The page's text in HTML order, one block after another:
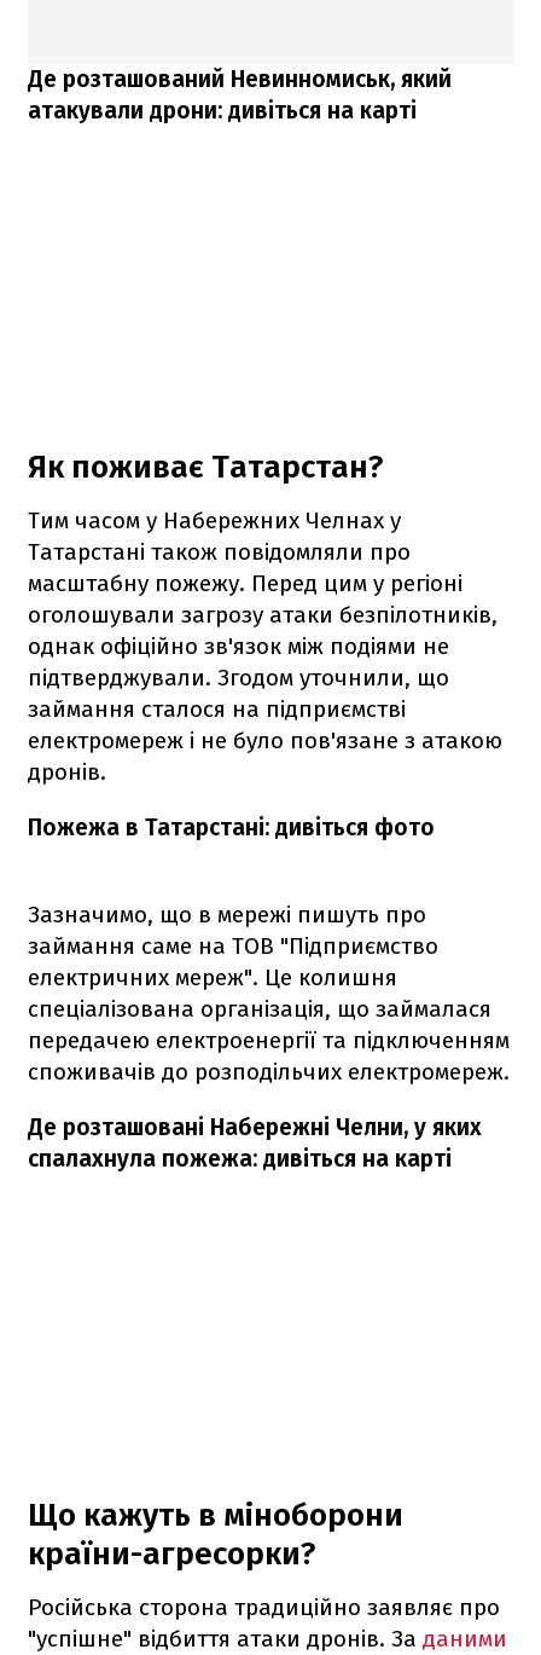
Де розташований Невинномиськ, який
атакували дрони: дивіться на карті
Як поживає Татарстан?
Тим часом у Набережних Челнах у
Татарстані також повідомляли про
масштабну пожежу. Перед цим у регіоні
оголошували загрозу атаки безпілотників,
однак офіційно зв'язок між подіями не
підтверджували. Згодом уточнили, що
займання сталося на підприємстві
електромереж і не було пов'язане з атакою
дронів.
Пожежа в Татарстані: дивіться фото
Зазначимо, що в мережі пишуть про
займання саме на ТОВ "Підприємство
електричних мереж". Це колишня
спеціалізована організація, що займалася
передачею електроенергії та підключенням
споживачів до розподільчих електромереж.
Де розташовані Набережні Челни, у яких
спалахнула пожежа: дивіться на карті
Що кажуть в міноборони
країни-агресорки?
Російська сторона традиційно заявляє про
"успішне" відбиття атаки дронів. За даними